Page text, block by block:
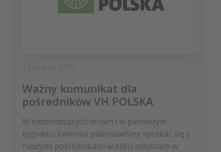
Ważny komunikat dla
pośredników VH POLSKA
W nadchodzących dniach i w pierwszym
tygodniu kwietnia planowaliśmy spotkać się z
naszymi pośrednikami w kilku miejscach w